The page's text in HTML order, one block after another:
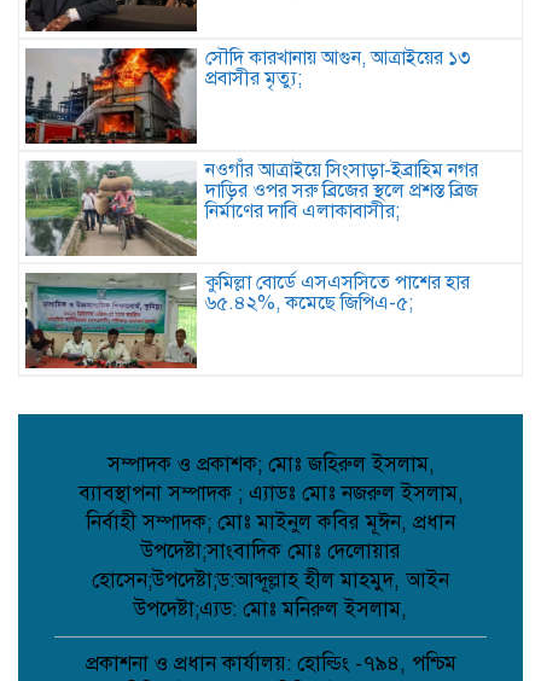
সৌদি কারখানায় আগুন, আত্রাইয়ের ১৩
প্রবাসীর মৃত্যু;
নওগাঁর আত্রাইয়ে সিংসাড়া-ইব্রাহিম নগর
দাড়ির ওপর সরু ব্রিজের স্থলে প্রশস্ত ব্রিজ
নির্মাণের দাবি এলাকাবাসীর;
কুমিল্লা বোর্ডে এসএসসিতে পাশের হার
৬৫.৪২%, কমেছে জিপিএ-৫;
কাউখালীতে কমিউনিটি পুলিশিং সভা;
কাউখালীতে সরকারি নির্দেশ অমান্য করে
গাছের ডাল রোপণ,প্রধান শিক্ষক সাময়িক
বরখাস্ত;
সম্পাদক ও প্রকাশক; মোঃ জহিরুল ইসলাম,
ব্যাবস্থাপনা সম্পাদক ; এ্যাডঃ মোঃ নজরুল ইসলাম,
নির্বাহী সম্পাদক; মোঃ মাইনুল কবির মূঈন, প্রধান
উপদেষ্টা;সাংবাদিক মোঃ দেলোয়ার
হোসেন;উপদেষ্টা;ড:আব্দূল্লাহ হীল মাহমুদ, আইন
উপদেষ্টা;এ্যড: মোঃ মনিরুল ইসলাম,
প্রকাশনা ও প্রধান কার্যালয়: হোল্ডিং -৭৯৪, পশ্চিম